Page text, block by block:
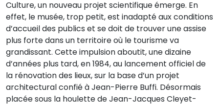
Culture, un nouveau projet scientifique émerge. En
effet, le musée, trop petit, est inadapté aux conditions
d’accueil des publics et se doit de trouver une assise
plus forte dans un territoire où le tourisme va
grandissant. Cette impulsion aboutit, une dizaine
d’années plus tard, en 1984, au lancement officiel de
la rénovation des lieux, sur la base d’un projet
architectural confié à Jean-Pierre Buffi. Désormais
placée sous la houlette de Jean-Jacques Cleyet-